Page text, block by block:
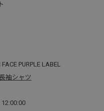
PURPLE LABEL
袖シャツ